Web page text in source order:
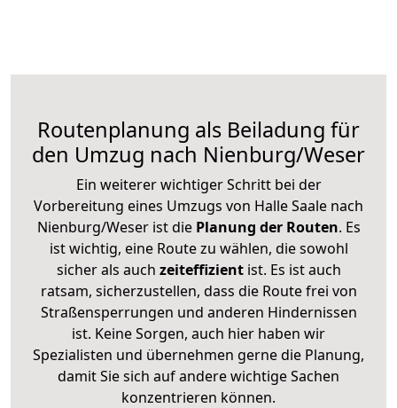
Routenplanung als Beiladung für
den Umzug nach Nienburg/Weser
Ein weiterer wichtiger Schritt bei der
Vorbereitung eines Umzugs von Halle Saale nach
Nienburg/Weser ist diePlanung der Routen. Es
ist wichtig, eine Route zu wählen, die sowohl
sicher als auch zeiteffizientist. Es ist auch
ratsam, sicherzustellen, dass die Route frei von
Straßensperrungen und anderen Hindernissen
ist. Keine Sorgen, auch hier haben wir
Spezialisten und übernehmen gerne die Planung,
damit Sie sich auf andere wichtige Sachen
konzentrieren können.